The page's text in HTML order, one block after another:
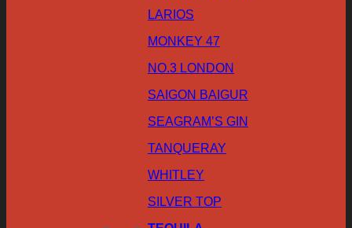
LARIOS
MONKEY 47
NO.3 LONDON
SAIGON BAIGUR
SEAGRAM’S GIN
TANQUERAY
WHITLEY
SILVER TOP